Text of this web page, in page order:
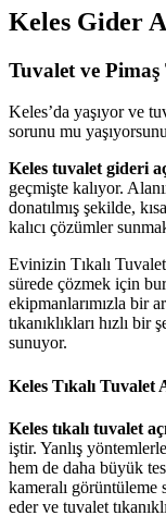
Keles Gider
Tuvalet ve Pimaş
Keles’da yaşıyor ve
sorunu mu
Keles tuvalet gideri
geçmişte kalıyor.
donatılmış şekilde,
kalıcı çözümler
Evinizin Tıkalı Tuvalet
sürede çözmek için
ekipmanlarımızla bir
tıkanıklıkları hızlı
sunuyor.
Keles Tıkalı Tuvalet
Keles tıkalı tuvalet
iştir. Yanlış
hem de daha büyük
kameralı görüntüleme
eder ve tuvalet